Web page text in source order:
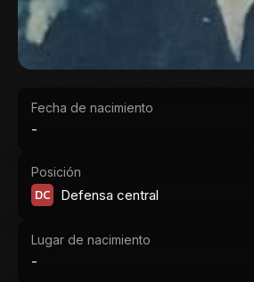
Fecha de nacimiento
-
Posición
DC Defensa central
Lugar de nacimiento
-